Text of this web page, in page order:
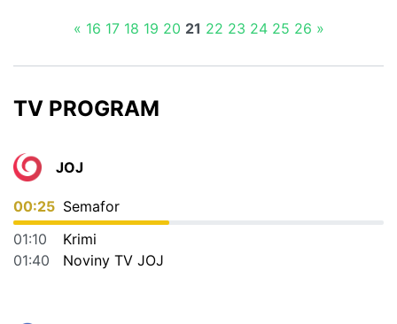
« 16 17 18 19 20 21 22 23 24 25 26 »
TV PROGRAM
JOJ
00:25 Semafor
01:10
Krimi
01:40
Noviny TV JOJ